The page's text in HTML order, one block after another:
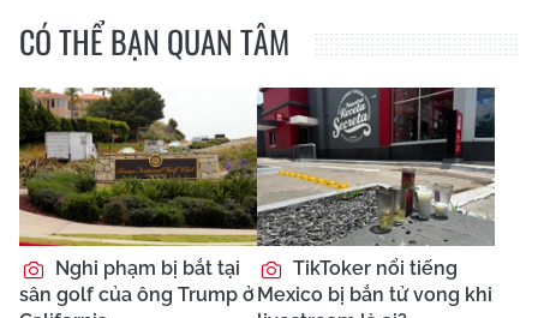
CÓ THỂ BẠN QUAN TÂM
Nghi phạm bị bắt tại
sân golf của ông Trump ở
TikToker nổi tiếng
Mexico bị bắn tử vong khi